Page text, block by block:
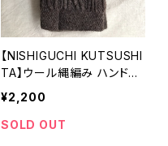
【NISHIGUCHI KUTSUSHI
TA】ウール縄編み ハンドウ
ォーマー ブラウン フリーサ
イズ NK0113 指なし 手袋
日本製 【ニシグチクツシタ】
¥2,200
SOLD OUT